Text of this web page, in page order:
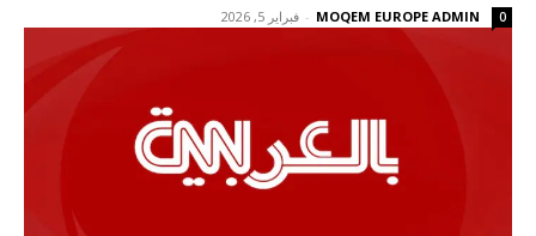
MOQEM EUROPE ADMIN
- فبراير 5, 2026 0